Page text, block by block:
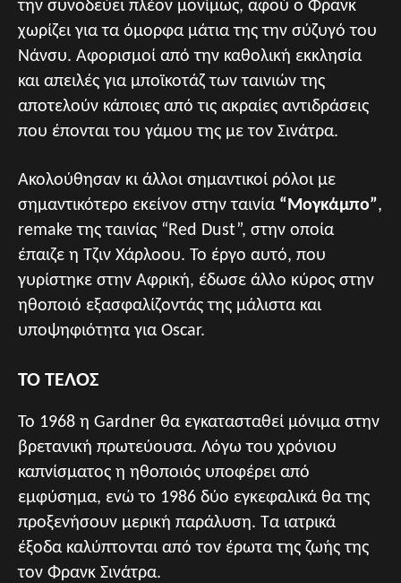
την συνοδεύει πλέον μονίμως, αφού ο Φρανκ
χωρίζει για τα όμορφα μάτια της την σύζυγό του
Νάνσυ. Αφορισμοί από την καθολική εκκλησία
και απειλές για μποϊκοτάζ των ταινιών της
αποτελούν κάποιες από τις ακραίες αντιδράσεις
που έπονται του γάμου της με τον Σινάτρα.
Ακολούθησαν κι άλλοι σημαντικοί ρόλοι με
σημαντικότερο εκείνον στην ταινία “Μογκάμπο”,
remake της ταινίας “Red Dust”, στην οποία
έπαιζε η Τζιν Χάρλοου. Το έργο αυτό, που
γυρίστηκε στην Αφρική, έδωσε άλλο κύρος στην
ηθοποιό εξασφαλίζοντάς της μάλιστα και
υποψηφιότητα για Oscar.
TO TEΛΟΣ
Το 1968 η Gardner θα εγκατασταθεί μόνιμα στην
βρετανική πρωτεύουσα. Λόγω του χρόνιου
καπνίσματος η ηθοποιός υποφέρει από
εμφύσημα, ενώ το 1986 δύο εγκεφαλικά θα της
προξενήσουν μερική παράλυση. Τα ιατρικά
έξοδα καλύπτονται από τον έρωτα της ζωής της
τον Φρανκ Σινάτρα.